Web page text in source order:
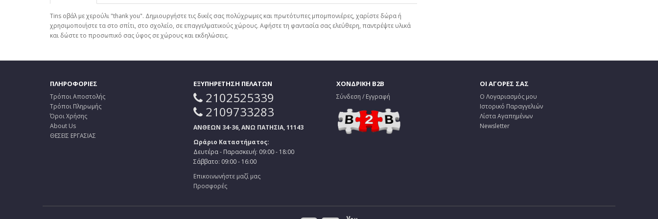
Tins οβάλ με χερούλι "thank you". Δημιουργήστε τις δικές σας πολύχρωμες και πρωτότυπες μπομπονιέρες, χαρίστε δώρα ή
χρησιμοποιήστε τα στο σπίτι, στο σχολείο, σε επαγγελματικούς χώρους. Αφήστε τη φαντασία σας ελεύθερη, παντρέψτε υλικά
και δώστε το προσωπικό σας ύφος σε χώρους και εκδηλώσεις.
ΠΛΗΡΟΦΟΡΙΕΣ
Τρόποι Αποστολής
Τρόποι Πληρωμής
Όροι Χρήσης
About Us
ΘΕΣΕΙΣ ΕΡΓΑΣΙΑΣ
ΕΞΥΠΗΡΕΤΗΣΗ ΠΕΛΑΤΩΝ
2102525339
2109733283
ΑΝΘΕΩΝ 34-36, ΑΝΩ ΠΑΤΗΣΙΑ, 11143
Ωράριο Καταστήματος:
Δευτέρα - Παρασκευή: 09:00 - 18:00
Σάββατο: 09:00 - 16:00
Επικοινωνήστε μαζί μας
Προσφορές
ΧΟΝΔΡΙΚΗ B2B
Σύνδεση / Εγγραφή
ΟΙ ΑΓΟΡΕΣ ΣΑΣ
Ο Λογαριασμός μου
Ιστορικό Παραγγελιών
Λίστα Αγαπημένων
Newsletter